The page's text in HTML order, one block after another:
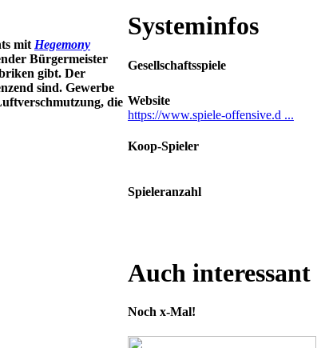
mit Hegemony
Bürgermeister
gibt. Der
sind. Gewerbe
die
Systeminfos
Gesellschaftsspiele
Website
https://www.spiele-offensive.d ...
Koop-Spieler
Spieleranzahl
Auch interessant
Noch x-Mal!